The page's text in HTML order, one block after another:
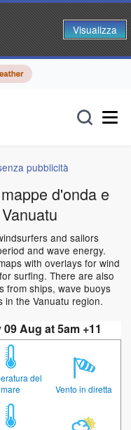
pubblicità
d'onda e
and sailors
and wave energy.
with overlays for wind
surfing. There are also
from ships, wave buoys
in the Vanuatu region.
Aug at 5am +11
del
mare
Vento in diretta
Visualizza